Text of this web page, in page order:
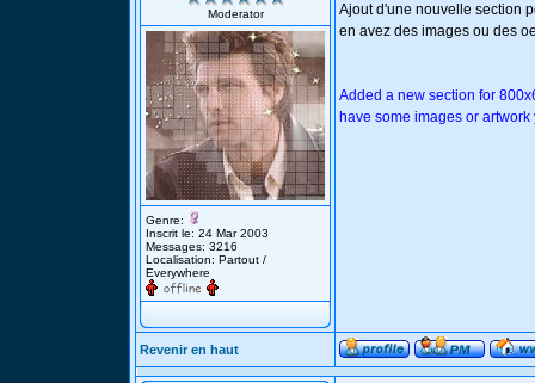
Moderator
Genre:
Inscrit le: 24 Mar 2003
Messages: 3216
Localisation: Partout /
Everywhere
Ajout d'une nouvelle section
en avez des images ou des
Added a new section for
have some images or
Revenir en haut